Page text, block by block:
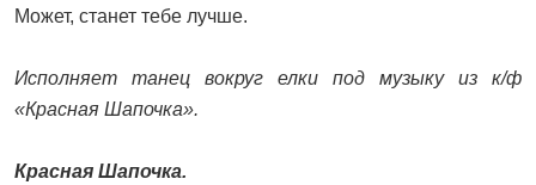
Может, станет тебе лучше.
Исполняет танец вокруг елки под музыку из к/ф
«Красная Шапочка».
Красная Шапочка.